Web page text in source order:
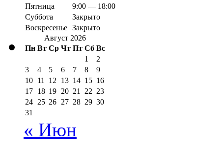
Пятница
9:00 — 18:00
Суббота
Закрыто
Воскресенье Закрыто
Август 2026
Пн Вт Ср Чт Пт Сб Вс
1
2
3
4 5 6 7 8
9
10 11 12 13 14 15 16
17 18 19 20 21 22 23
24 25 26 27 28 29 30
31
« Июн